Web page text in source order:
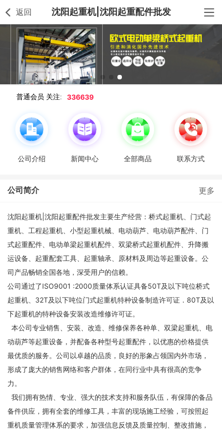
返回 沈阳起重机|沈阳起重配件批发
普通会员 关注: 336639
公司介绍 新闻中心 全部商品 联系方式
公司简介 更多
沈阳起重机|沈阳起重配件批发主要生产经营：桥式起重机、门式起
重机、工程起重机、小型起重机械、电动葫芦、电动葫芦配件、门
式起重配件、电动单梁起重机配件、双梁桥式起重机配件、升降搬
运设备、起重配套工具、起重轴承、原材料及周边等起重设备。公
司产品畅销全国各地，深受用户的信赖。
公司通过了ISO9001 :2000质量体系认证具备50T及以下吨位桥式
起重机、32T及以下吨位门式起重机特种设备制造许可证．80T及以
下起重机的特种设备安装改造维修许可证。
本公司专业销售、安装、改造、维修保养各种单、双梁起重机、电
动葫芦等起重设备，并配备各种型号起重配件，以优惠的价格提供
最优质的服务。公司以卓越的品质，良好的形象占领国内外市场，
形成了庞大的销售网络和客户群体，在同行业中具有很高的竞争
力。
我们拥有热情、专业、强大的技术支持和服务队伍，有保障的备品
备件供应，拥有全套的维修工具，丰富的现场施工经验，可按照起
重机质量管理体系的要求，加强信息反馈及质量控制、整改措施，